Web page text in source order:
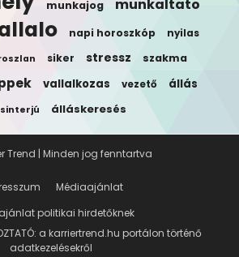
munkajog munkaltato
napi horoszkóp nyilas
siker stressz szakma
vallalkozas vezető állás
álláskeresés
Médiaajánlat
politikai hirdetőknek
a karriertrend.hu portálon történő
adatkezelésekről
Trend | Minden jog fenntartva